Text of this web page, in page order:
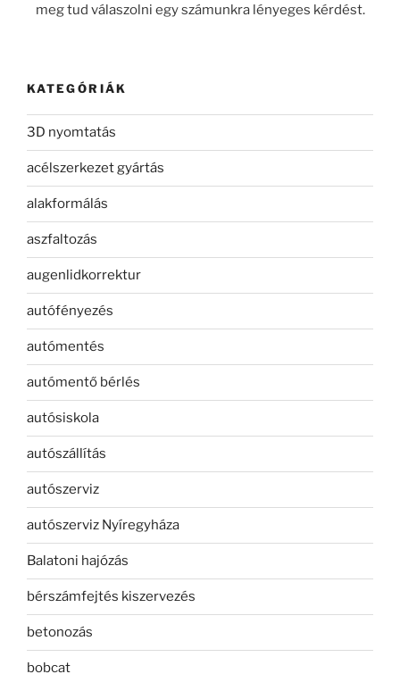
meg tud válaszolni egy számunkra lényeges kérdést.
KATEGÓRIÁK
3D nyomtatás
acélszerkezet gyártás
alakformálás
aszfaltozás
augenlidkorrektur
autófényezés
autómentés
autómentő bérlés
autósiskola
autószállítás
autószerviz
autószerviz Nyíregyháza
Balatoni hajózás
bérszámfejtés kiszervezés
betonozás
bobcat